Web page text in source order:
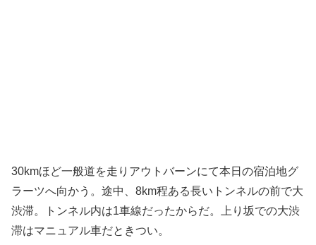
30kmほど一般道を走りアウトバーンにて本日の宿泊地グ
ラーツへ向かう。途中、8km程ある長いトンネルの前で大
渋滞。トンネル内は1車線だったからだ。上り坂での大渋
滞はマニュアル車だときつい。